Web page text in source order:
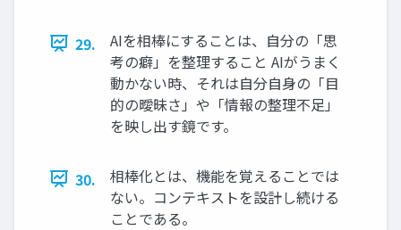
29.
AIを相棒にすることは、自分の「思
考の癖」を整理すること AIがうまく
動かない時、それは自分自身の「目
的の曖昧さ」や「情報の整理不足」
を映し出す鏡です。
30.
相棒化とは、機能を覚えることでは
ない。コンテキストを設計し続ける
ことである。